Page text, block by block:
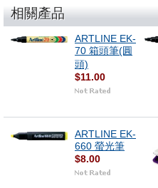
相關產品
ARTLINE EK-
70 箱頭筆(圓
頭)
$11.00
ARTLINE EK-
660 螢光筆
$8.00